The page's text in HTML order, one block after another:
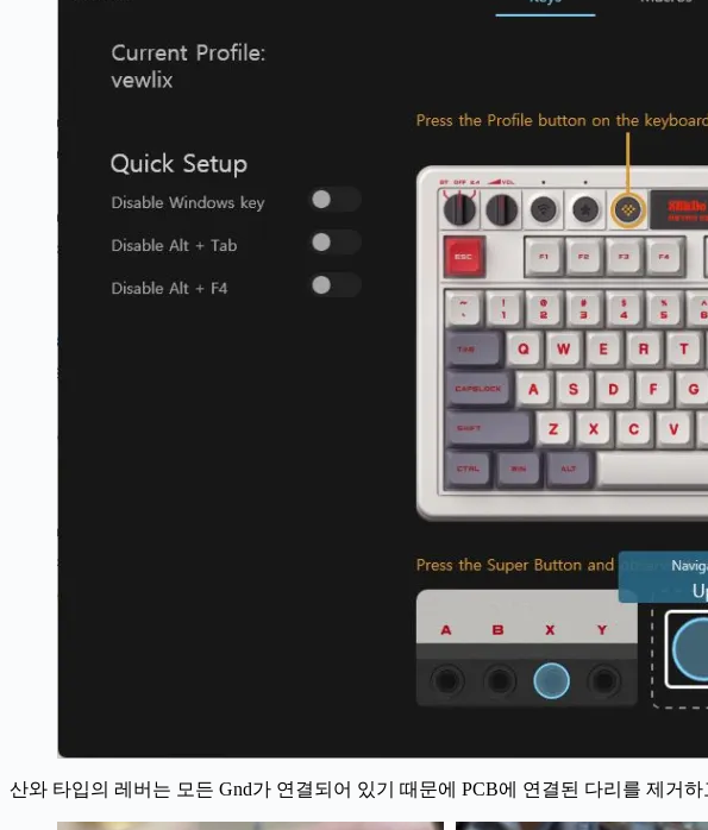
산와 타입의 레버는 모든 Gnd가 연결되어 있기 때문에 PCB에 연결된 다리를 제거